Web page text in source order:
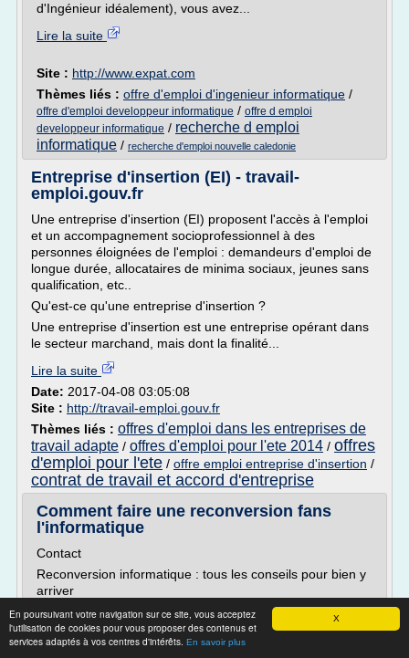
X
En poursuivant votre navigation sur ce site, vous acceptez
l'utilisation de cookies pour vous proposer des contenus et
services adaptés à vos centres d'intérêts. En savoir plus
d'Ingénieur idéalement), vous avez...
Lire la suite
Site : http://www.expat.com
Thèmes liés : offre d'emploi d'ingenieur informatique /
offre d'emploi developpeur informatique / offre d emploi
developpeur informatique / recherche d emploi
informatique / recherche d'emploi nouvelle caledonie
Entreprise d'insertion (EI) - travail-
emploi.gouv.fr
Une entreprise d'insertion (EI) proposent l'accès à l'emploi
et un accompagnement socioprofessionnel à des
personnes éloignées de l'emploi : demandeurs d'emploi de
longue durée, allocataires de minima sociaux, jeunes sans
qualification, etc..
Qu'est-ce qu'une entreprise d'insertion ?
Une entreprise d'insertion est une entreprise opérant dans
le secteur marchand, mais dont la finalité...
Lire la suite
Date: 2017-04-08 03:05:08
Site : http://travail-emploi.gouv.fr
Thèmes liés : offres d'emploi dans les entreprises de
travail adapte / offres d'emploi pour l'ete 2014 / offres
d'emploi pour l'ete / offre emploi entreprise d'insertion /
contrat de travail et accord d'entreprise
Comment faire une reconversion fans
l'informatique
Contact
Reconversion informatique : tous les conseils pour bien y
arriver
L'informatique attire beaucoup de monde. Il n'est donc
pas rare de voir des reconversions dans l'informatique.
Cet article va vous expliquer les grandes lignes de cette